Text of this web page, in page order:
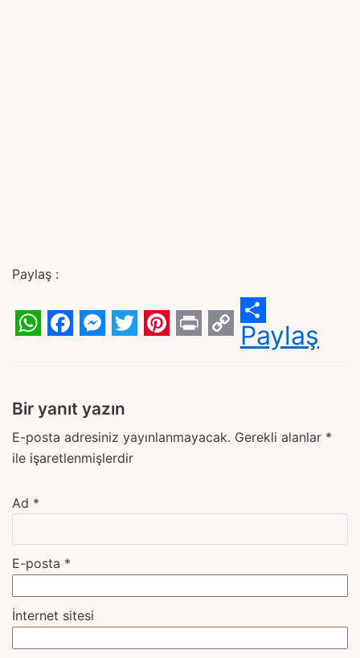
Paylaş :
Pinterest
Copy
Paylaş
Bir yanıt yazın
E-posta adresiniz yayınlanmayacak. Gerekli alanlar *
ile işaretlenmişlerdir
Ad *
E-posta *
İnternet sitesi